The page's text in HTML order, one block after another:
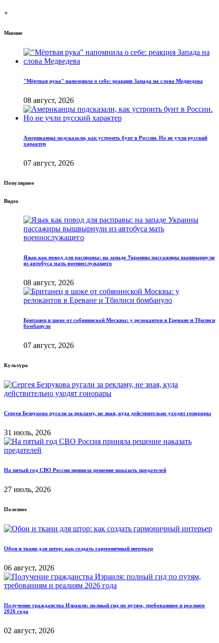
+
Мнение
"Мёртвая рука" напомнила о себе: реакция Запада на слова Медведева
08 август, 2026
Американцы подсказали, как устроить бунт в России. Но не учли русский
характер
07 август, 2026
Популярное
Видео
Язык как повод для расправы: на западе Украины пассажиры вышвырнули
из автобуса мать военнослужащего
08 август, 2026
Британец в шоке от собянинской Москвы: у релокантов в Ереване и Тбилиси
бомбануло
07 август, 2026
Культура
Сергея Безрукова ругали за рекламу, не зная, куда действительно уходят гонорары
31 июль, 2026
На пятый год СВО Россия приняла решение наказать предателей
27 июль, 2026
Полезное
Обои и ткани для штор: как создать гармоничный интерьер
06 август, 2026
Получение гражданства Израиля: полный гид по путям, требованиям и реалиям
2026 года
02 август, 2026